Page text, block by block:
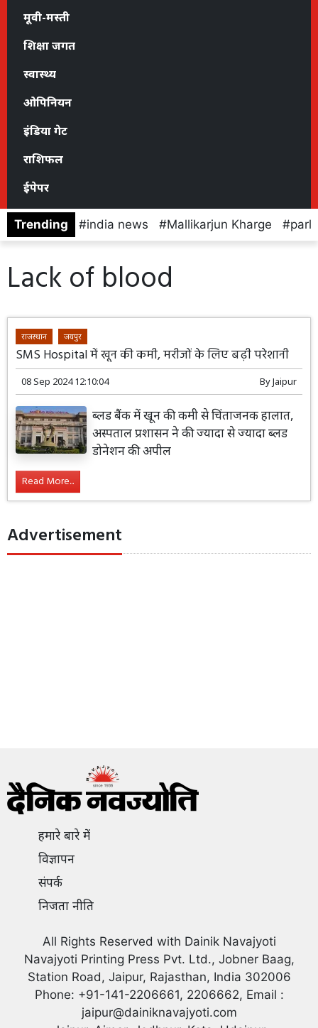
मूवी-मस्ती
शिक्षा जगत
स्वास्थ्य
ओपिनियन
इंडिया गेट
राशिफल
ईपेपर
Trending india news Mallikarjun Kharge
Lack of blood
राजस्थान जयपुर
SMS Hospital में खून की कमी, मरीजों के लिए बढ़ी परेशानी
08 Sep 2024 12:10:04 ByJaipur
ब्लड बैंक में खून की कमी से चिंताजनक हालात,
अस्पताल प्रशासन ने की ज्यादा से ज्यादा ब्लड
डोनेशन की अपील
Read More...
Advertisement
हमारे बारे में
विज्ञापन
संपर्क
निजता नीति
All Rights Reserved with Dainik Navajyoti
Navajyoti Printing Press Pvt. Ltd., Jobner Baag,
Station Road, Jaipur, Rajasthan, India 302006
Phone: +91-141-2206661, 2206662, Email :
jaipur@dainiknavajyoti.com